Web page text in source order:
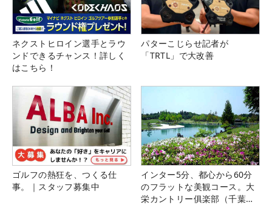
ネクストヒロイン選手とラウ
ンドできるチャンス！詳しく
はこちら！
パターこじらせ記者が
「TRTL」で大改善
ゴルフの熱狂を、つくる仕
事。｜スタッフ募集中
インター5分、都心から60分
のフラットな美観コース。大
栄カントリー俱楽部（千葉